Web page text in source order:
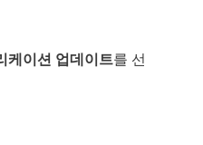
케이션 업데이트를 선